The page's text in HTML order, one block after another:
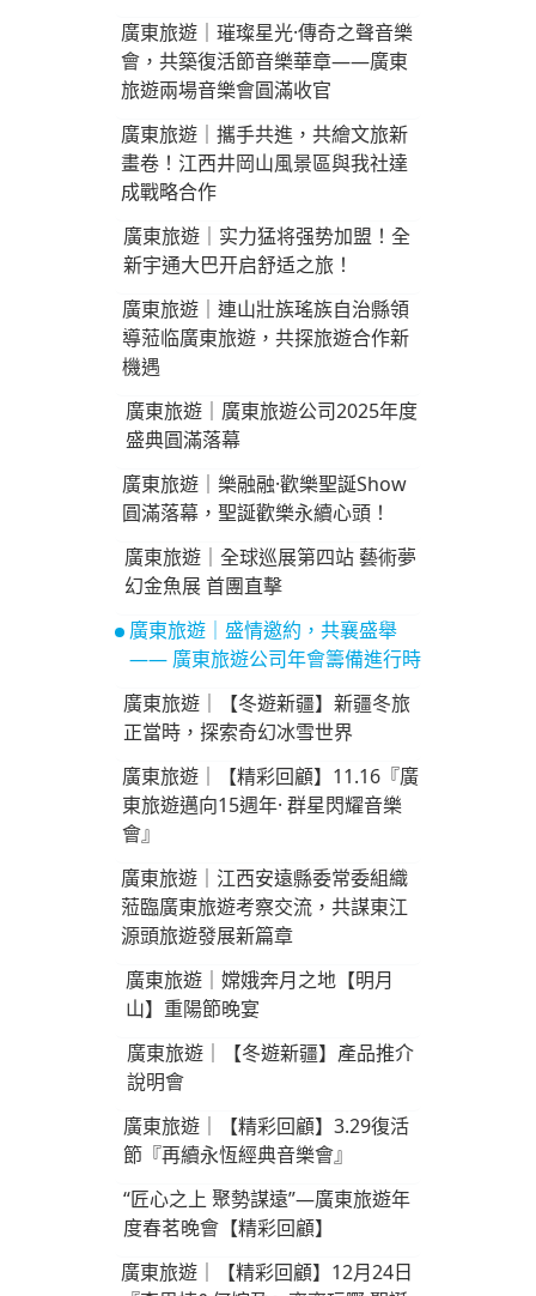
廣東旅遊｜璀璨星光·傳奇之聲音樂
會，共築復活節音樂華章——廣東
旅遊兩場音樂會圓滿收官
廣東旅遊｜攜手共進，共繪文旅新
畫卷！江西井岡山風景區與我社達
成戰略合作
廣東旅遊｜实力猛将强势加盟！全
新宇通大巴开启舒适之旅！
廣東旅遊｜連山壯族瑤族自治縣領
導蒞临廣東旅遊，共探旅遊合作新
機遇
廣東旅遊｜廣東旅遊公司2025年度
盛典圓滿落幕
廣東旅遊｜樂融融·歡樂聖誕Show
圓滿落幕，聖誕歡樂永續心頭！
廣東旅遊｜全球巡展第四站 藝術夢
幻金魚展 首團直擊
廣東旅遊｜盛情邀約，共襄盛舉
—— 廣東旅遊公司年會籌備進行時
廣東旅遊｜【冬遊新疆】新疆冬旅
正當時，探索奇幻冰雪世界
廣東旅遊｜【精彩回顧】11.16『廣
東旅遊邁向15週年· 群星閃耀音樂
會』
廣東旅遊｜江西安遠縣委常委組織
蒞臨廣東旅遊考察交流，共謀東江
源頭旅遊發展新篇章
廣東旅遊｜嫦娥奔月之地【明月
山】重陽節晚宴
廣東旅遊｜【冬遊新疆】產品推介
說明會
廣東旅遊｜【精彩回顧】3.29復活
節『再續永恆經典音樂會』
“匠心之上 聚勢謀遠”—廣東旅遊年
度春茗晚會【精彩回顧】
廣東旅遊｜【精彩回顧】12月24日